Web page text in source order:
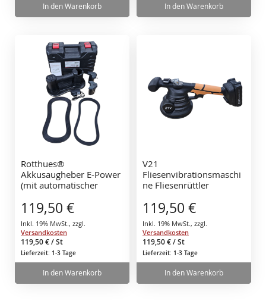
In den Warenkorb In den Warenkorb
Rotthues®
Akkusaugheber E-Power
(mit automatischer
+ Ladegerät + Koffer
119,50 €
Inkl. 19% MwSt. , zzgl.
Versandkosten
119,50 €/ St
Lieferzeit: 1-3 Tage
In den Warenkorb
V21
Fliesenvibrationsmaschi
ne Fliesenrüttler
Vibrator mit 2 Batterien
21V und Koffer
119,50 €
Inkl. 19% MwSt. , zzgl.
Versandkosten
119,50 €/ St
Lieferzeit: 1-3 Tage
In den Warenkorb